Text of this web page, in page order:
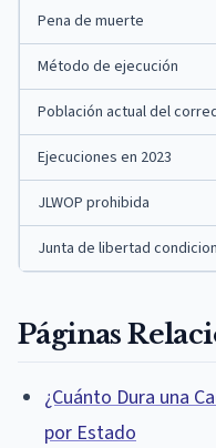
Pena de muerte
Método de ejecución
Población actual del
Ejecuciones en 2023
JLWOP prohibida
Junta de libertad
Páginas
¿Cuánto Dura una
por Estado